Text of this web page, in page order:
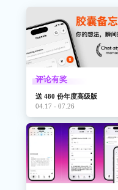
评论有奖
送 480 份年度高级版
04.17 - 07.26